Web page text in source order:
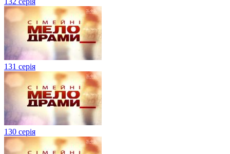
131 серія
130 серія